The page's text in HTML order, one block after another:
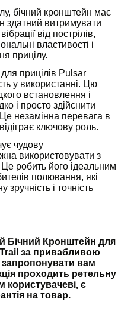
бічний кронштейн має
здатний витримувати
від пострілів,
властивості і
прицілу.
прицілів Pulsar
у використанні. Цю
встановлення і
і просто здійснити
незамінна перевага в
ключову роль.
чудову
використовувати з
робить його ідеальним
полювання, які
і точність
Бічний Кронштейн для
за привабливою
вам
проходить ретельну
користувачеві, є
на товар.